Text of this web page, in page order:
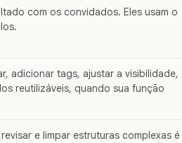
com os convidados. Eles usam o
adicionar tags, ajustar a visibilidade,
reutilizáveis, quando sua função
e limpar estruturas complexas é